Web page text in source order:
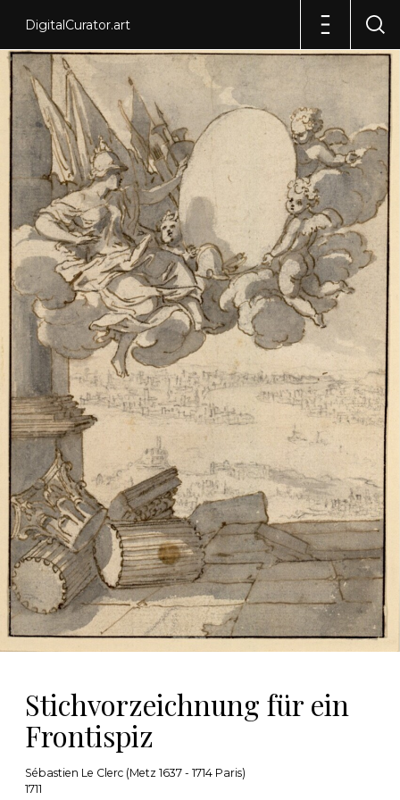
DigitalCurator.art
Stichvorzeichnung für ein
Frontispiz
Sébastien Le Clerc (Metz 1637 - 1714 Paris)
1711